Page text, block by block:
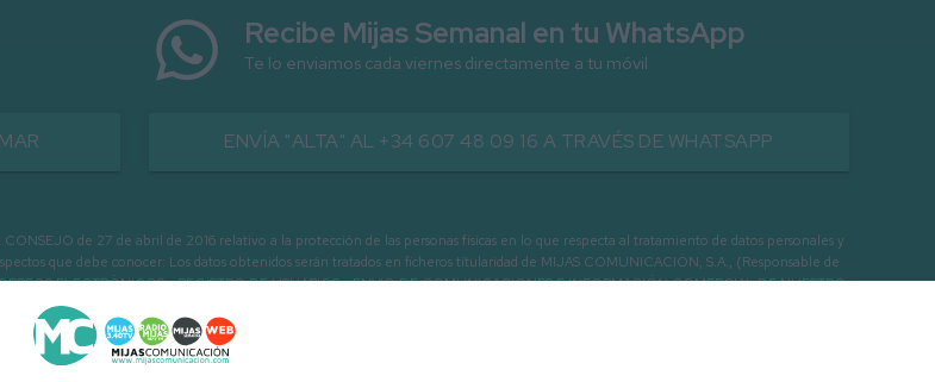
Recibe Mijas Semanal en tu WhatsApp
Te lo enviamos cada viernes directamente a tu móvil
ENVÍA "ALTA" AL +34 607 48 09 16 A TRAVÉS DE WHATSAPP
de 27 de abril de 2016 relativo a la protección de las personas físicas en lo que respecta al tratamiento de datos personales y
que debe conocer: Los datos obtenidos serán tratados en ficheros titularidad de MIJAS COMUNICACIÓN, S.A., (Responsable de
ELECTRÓNICOS - REGISTRO DE USUARIOS - ENVIO DE COMUNICACIONES E INFORMACIÓN COMERCIAL DE NUESTRO